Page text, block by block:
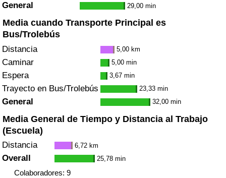
General 29,00 min
Media cuando Transporte Principal es
Bus/Trolebús
Distancia 5,00 km
Caminar 5,00 min
Espera 3,67 min
Trayecto en Bus/Trolebús 23,33 min
General 32,00 min
Media General de Tiempo y Distancia al Trabajo
(Escuela)
Distancia 6,72 km
Overall 25,78 min
Colaboradores: 9